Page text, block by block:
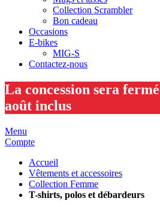
Collection Scrambler
Bon cadeau
Occasions
E-bikes
MIG-S
Contactez-nous
La concession sera
août inclus
Menu
Compte
Accueil
Vêtements et accessoires
Collection Femme
T-shirts, polos et débardeurs